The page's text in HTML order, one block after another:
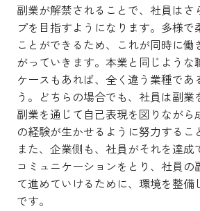
副業が解禁されることで、社員はさ
プを目指すようになります。多様で
ことができるため、これが同時に働
がっていきます。本業と同じような
ケースもあれば、全く違う業種であ
う。どちらの場合でも、社員は副業
副業を通じて自己表現を図りながら
の経験が生かせるように努力するこ
また、企業側も、社員がそれを達成
コミュニケーションをとり、社員の
て進めていけるために、環境を整
です。